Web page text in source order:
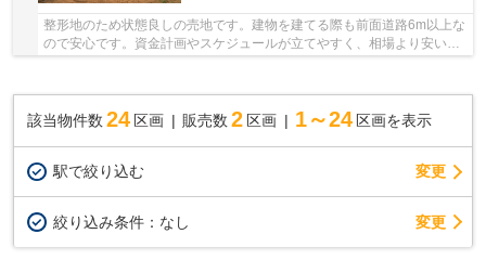
整形地のため状態良しの売地です。建物を建てる際も前面道路6m以上な
ので安心です。資金計画やスケジュールが立てやすく、相場より安いの
が建築条件付きです。土地面積は138.86㎡(実測...
該当物件数 24 区画 販売数 2 区画 1～24 区画を表示
駅で絞り込む 変更
絞り込み条件： なし 変更